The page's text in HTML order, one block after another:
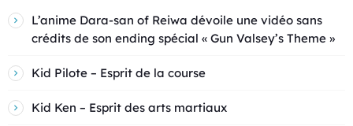
L’anime Dara-san of Reiwa dévoile une vidéo sans
crédits de son ending spécial « Gun Valsey’s Theme »
Kid Pilote – Esprit de la course
Kid Ken – Esprit des arts martiaux